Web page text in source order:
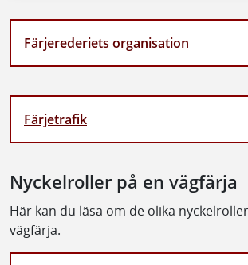
Färjerederiets organisation
Färjetrafik
Nyckelroller på en vägfärja
Här kan du läsa om de olika
vägfärja.